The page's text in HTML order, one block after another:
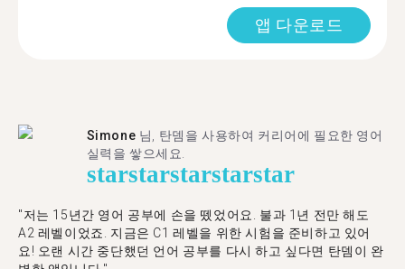
앱 다운로드
Simone 님, 탄뎀을 사용하여 커리어에 필요한 영어
실력을 쌓으세요.
starstarstarstarstar
"저는 15년간 영어 공부에 손을 뗐었어요. 불과 1년 전만 해도
A2 레벨이었죠. 지금은 C1 레벨을 위한 시험을 준비하고 있어
요! 오랜 시간 중단했던 언어 공부를 다시 하고 싶다면 탄뎀이 완